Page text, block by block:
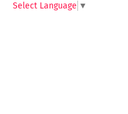
Select Language ▼